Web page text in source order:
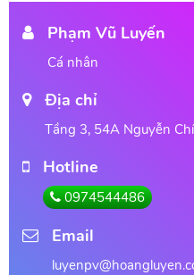
Phạm Vũ Luyến
Cá nhân
Địa chỉ
Tầng 3, 54A Nguyễn
Hotline
0974544486
Email